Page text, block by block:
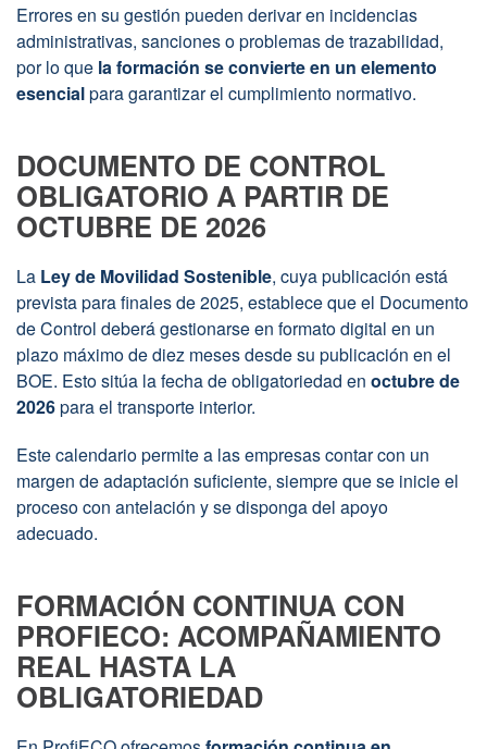
Errores en su gestión pueden derivar en incidencias
administrativas, sanciones o problemas de trazabilidad,
por lo que la formación se convierte en un elemento
esencialpara garantizar el cumplimiento normativo.
DOCUMENTO DE CONTROL
OBLIGATORIO A PARTIR DE
OCTUBRE DE 2026
La Ley de Movilidad Sostenible, cuya publicación está
prevista para finales de 2025, establece que el Documento
de Control deberá gestionarse en formato digital en un
plazo máximo de diez meses desde su publicación en el
BOE. Esto sitúa la fecha de obligatoriedad en octubre de
2026para el transporte interior.
Este calendario permite a las empresas contar con un
margen de adaptación suficiente, siempre que se inicie el
proceso con antelación y se disponga del apoyo
adecuado.
FORMACIÓN CONTINUA CON
PROFIECO: ACOMPAÑAMIENTO
REAL HASTA LA
OBLIGATORIEDAD